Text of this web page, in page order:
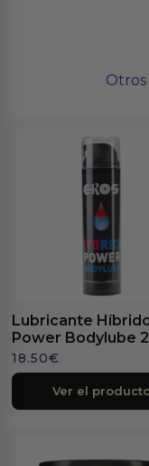
Lubricante
Power Bodylube
18.50€
Ver el